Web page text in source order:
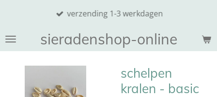
de
sieradenshop-online
verzending 1-3 werkdagen
schelpen
kralen - basic